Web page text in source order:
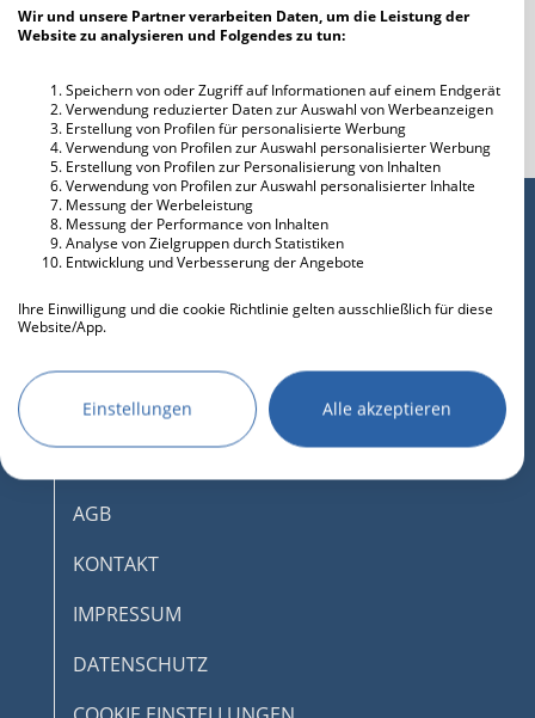
Wir und unsere Partner verarbeiten Daten, um die Leistung der
Website zu analysieren und Folgendes zu tun:
Speichern von oder Zugriff auf Informationen auf einem Endgerät
Verwendung reduzierter Daten zur Auswahl von Werbeanzeigen
Erstellung von Profilen für personalisierte Werbung
Verwendung von Profilen zur Auswahl personalisierter Werbung
Erstellung von Profilen zur Personalisierung von Inhalten
Verwendung von Profilen zur Auswahl personalisierter Inhalte
Messung der Werbeleistung
Messung der Performance von Inhalten
Analyse von Zielgruppen durch Statistiken
Entwicklung und Verbesserung der Angebote
Ihre Einwilligung und die cookie Richtlinie gelten ausschließlich für diese
Website/App.
Wir nutzen Ihre Daten für folgende Zwecke:
IAB-Verarbeitungszwecke:
Speichern von oder Zugriff auf
Informationen auf einem Endgerät
Verwendung reduzierter Daten zur Auswahl
Werbung
Verwendung von Profilen zur Auswahl
Einstellungen Alle akzeptieren
AGB
KONTAKT
IMPRESSUM
DATENSCHUTZ